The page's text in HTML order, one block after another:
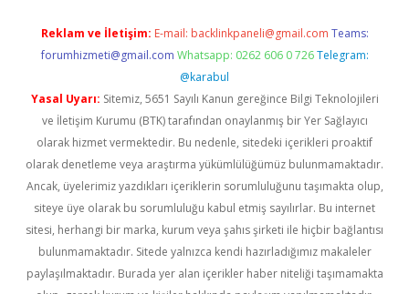
Reklam ve İletişim: E-mail: backlinkpaneli@gmail.com Teams:
forumhizmeti@gmail.com Whatsapp: 0262 606 0 726 Telegram:
@karabul
Yasal Uyarı: Sitemiz, 5651 Sayılı Kanun gereğince Bilgi Teknolojileri
ve İletişim Kurumu (BTK) tarafından onaylanmış bir Yer Sağlayıcı
olarak hizmet vermektedir. Bu nedenle, sitedeki içerikleri proaktif
olarak denetleme veya araştırma yükümlülüğümüz bulunmamaktadır.
Ancak, üyelerimiz yazdıkları içeriklerin sorumluluğunu taşımakta olup,
siteye üye olarak bu sorumluluğu kabul etmiş sayılırlar. Bu internet
sitesi, herhangi bir marka, kurum veya şahıs şirketi ile hiçbir bağlantısı
bulunmamaktadır. Sitede yalnızca kendi hazırladığımız makaleler
paylaşılmaktadır. Burada yer alan içerikler haber niteliği taşımamakta